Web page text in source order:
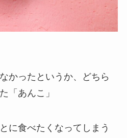
かったというか、どちら
「あんこ」
に食べたくなってしまう